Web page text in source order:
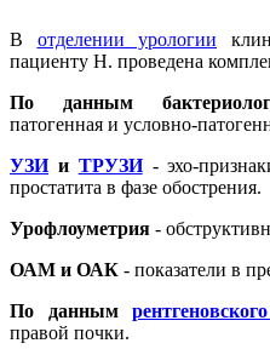
В отделении урологии
пациенту Н. проведена
По данным
патогенная и условно-
УЗИи ТРУЗИ- эхо-
простатита в фазе обострения.
Урофлоуметрия -
ОАМ и ОАК - показатели в
По данным
правой почки.